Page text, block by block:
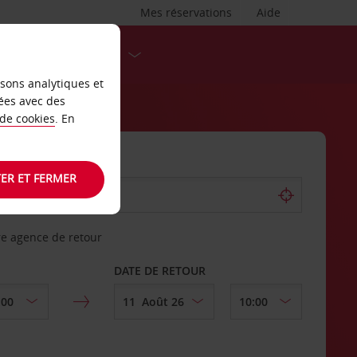
Aide
Mes réservations
agence de retour
DATE DE RETOUR
analytiques et
avec des
cookies. En
ET FERMER